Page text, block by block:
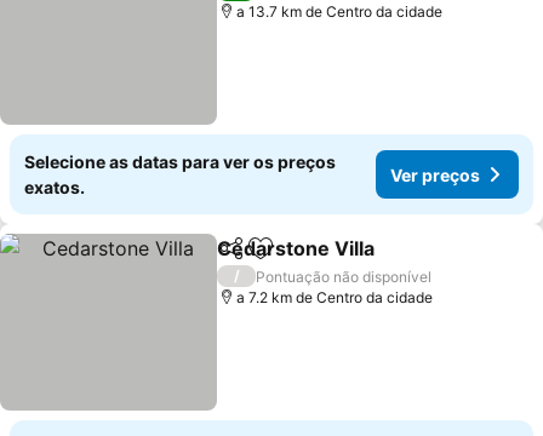
a 13.7 km de Centro da cidade
Selecione as datas para ver os preços
exatos.
Ver preços
PartilharAdicionar aos favoritos
Cedarstone Villa
/
Pontuação não disponível
a 7.2 km de Centro da cidade